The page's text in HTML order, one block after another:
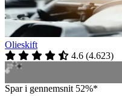
Olieskift
4.6 (4.623)
Spar i gennemsnit 52%*